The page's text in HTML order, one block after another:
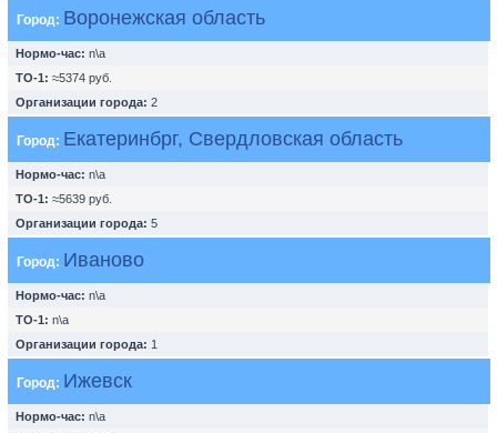
Город: Воронежская область
Нормо-час: n\a
ТО-1: ≈5374 руб.
Организации города: 2
Город: Екатеринбрг, Свердловская область
Нормо-час: n\a
ТО-1: ≈5639 руб.
Организации города: 5
Город: Иваново
Нормо-час: n\a
ТО-1: n\a
Организации города: 1
Город: Ижевск
Нормо-час: n\a